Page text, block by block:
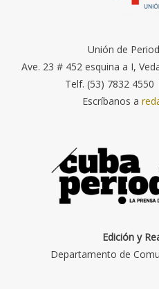
Unión de
Ave. 23 # 452 esquina a I,
Telf. (53) 7832
Escríbanos a
Edición y
Departamento de